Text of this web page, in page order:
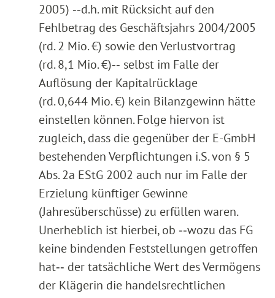
2005) ‑‑d.h. mit Rücksicht auf den
Fehlbetrag des Geschäftsjahrs 2004/2005
(rd. 2 Mio. €) sowie den Verlustvortrag
(rd. 8,1 Mio. €)‑‑ selbst im Falle der
Auflösung der Kapitalrücklage
(rd. 0,644 Mio. €) kein Bilanzgewinn hätte
einstellen können. Folge hiervon ist
zugleich, dass die gegenüber der E-GmbH
bestehenden Verpflichtungen i.S. von § 5
Abs. 2a EStG 2002 auch nur im Falle der
Erzielung künftiger Gewinne
(Jahresüberschüsse) zu erfüllen waren.
Unerheblich ist hierbei, ob ‑‑wozu das FG
keine bindenden Feststellungen getroffen
hat‑‑ der tatsächliche Wert des Vermögens
der Klägerin die handelsrechtlichen